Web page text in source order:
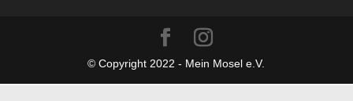
© Copyright 2022 - Mein Mosel e.V.